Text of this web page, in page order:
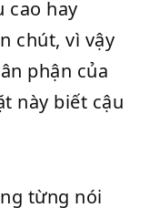
cao hay
chút, vì vậy
phận của
này biết cậu
từng nói